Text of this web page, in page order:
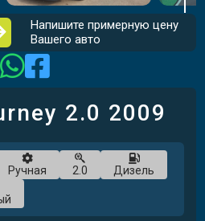
Напишите примерную цену
Вашего авто
2.0 2009
Ручная 2.0 Дизель